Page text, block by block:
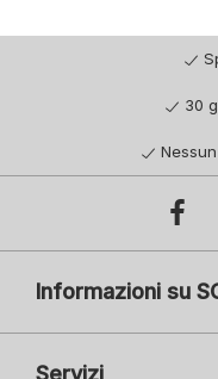
30
Informazioni su
Servizi